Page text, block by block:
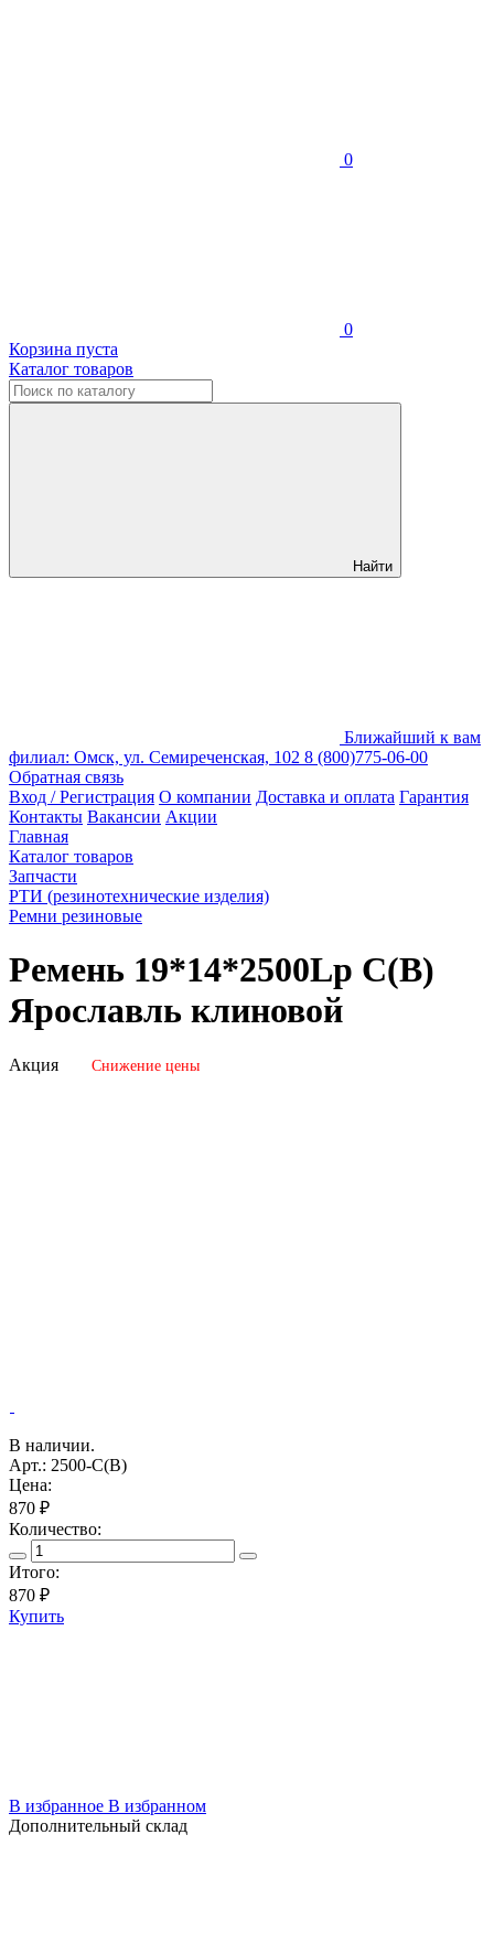
0
0
Корзина пуста
Каталог товаров
Найти
Ближайший к вам
филиал: Омск, ул. Семиреченская, 102 8 (800)775-06-00
Обратная связь
Вход / Регистрация О компании Доставка и оплата Гарантия
Контакты Вакансии Акции
Главная
Каталог товаров
Запчасти
РТИ (резинотехнические изделия)
Ремни резиновые
Ремень 19*14*2500Lp C(В)
Ярославль клиновой
Акция Снижение цены
В наличии.
Арт.: 2500-C(В)
Цена:
870 ₽
Количество:
Итого:
870 ₽
Купить
В избранное В избранном
Дополнительный склад